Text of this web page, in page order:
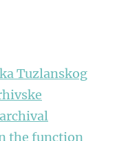
Tuzlanskog
the function